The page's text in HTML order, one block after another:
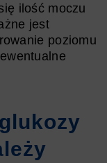
ilość moczu
jest
poziomu